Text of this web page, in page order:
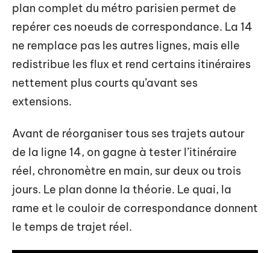
plan complet du métro parisien permet de
repérer ces noeuds de correspondance. La 14
ne remplace pas les autres lignes, mais elle
redistribue les flux et rend certains itinéraires
nettement plus courts qu’avant ses
extensions.
Avant de réorganiser tous ses trajets autour
de la ligne 14, on gagne à tester l’itinéraire
réel, chronomètre en main, sur deux ou trois
jours. Le plan donne la théorie. Le quai, la
rame et le couloir de correspondance donnent
le temps de trajet réel.